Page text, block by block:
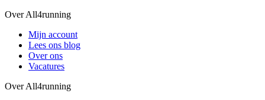
Over All4running
Mijn account
Lees ons blog
Over ons
Vacatures
Over All4running